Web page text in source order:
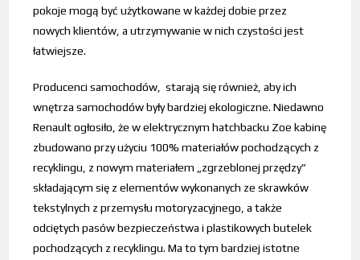
pokoje mogą być użytkowane w każdej dobie przez
nowych klientów, a utrzymywanie w nich czystości jest
łatwiejsze.
Producenci samochodów, starają się również, aby ich
wnętrza samochodów były bardziej ekologiczne. Niedawno
Renault ogłosiło, że w elektrycznym hatchbacku Zoe kabinę
zbudowano przy użyciu 100% materiałów pochodzących z
recyklingu, z nowym materiałem „zgrzeblonej przędzy”
składającym się z elementów wykonanych ze skrawków
tekstylnych z przemysłu motoryzacyjnego, a także
odciętych pasów bezpieczeństwa i plastikowych butelek
pochodzących z recyklingu. Ma to tym bardziej istotne